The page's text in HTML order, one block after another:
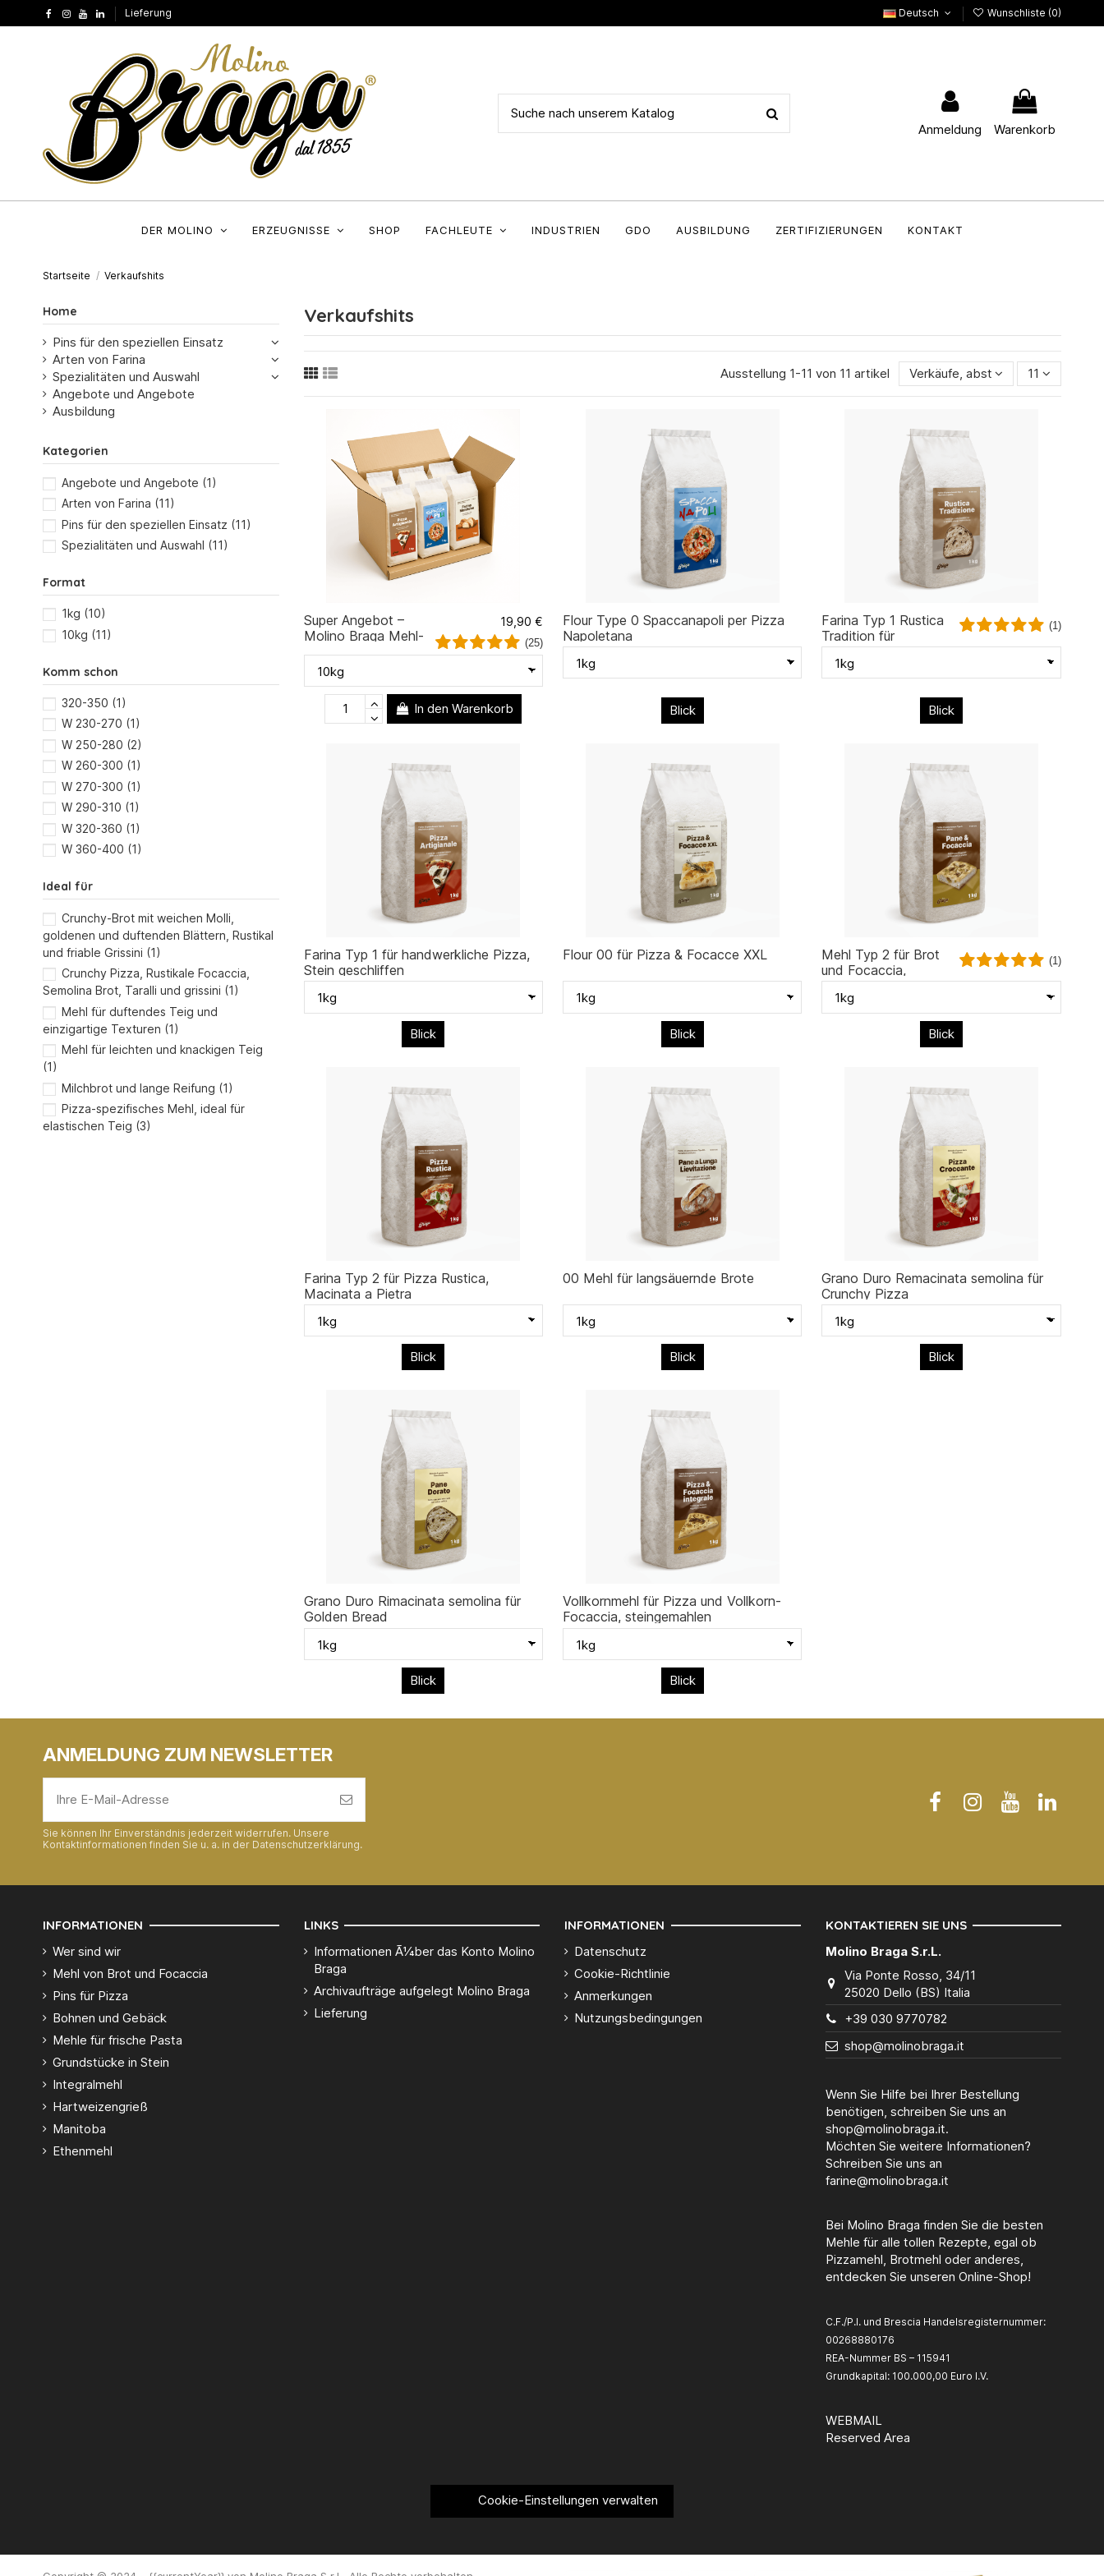
Lieferung Deutsch Wunschliste (0)
Anmeldung Warenkorb
DER MOLINO ERZEUGNISSE SHOP FACHLEUTE INDUSTRIEN GDO AUSBILDUNG ZERTIFIZIERUNGEN KONTAKT
Startseite Verkaufshits
Verkaufshits
Ausstellung 1-11 von 11 artikel Verkäufe, absteigend sortiert
11
Super Angebot –
Molino Braga Mehl-
Probierpaket +
Gratisversand
19,90 €
(25)
In den Warenkorb
Flour Type 0 Spaccanapoli per Pizza
Napoletana
Blick
Farina Typ 1 Rustica
Tradition für
Rustikale Brot,
geschliffen in Stein
(1)
Blick
Farina Typ 1 für handwerkliche Pizza,
Stein geschliffen
Blick
Flour 00 für Pizza & Focacce XXL
Blick
Mehl Typ 2 für Brot
und Focaccia,
steingemahlen
(1)
Blick
Farina Typ 2 für Pizza Rustica,
Macinata a Pietra
Blick
00 Mehl für langsäuernde Brote
Blick
Grano Duro Remacinata semolina für
Crunchy Pizza
Blick
Grano Duro Rimacinata semolina für
Golden Bread
Blick
Vollkornmehl für Pizza und Vollkorn-
Focaccia, steingemahlen
Blick
Home
Pins für den speziellen Einsatz
Arten von Farina
Spezialitäten und Auswahl
Angebote und Angebote
Ausbildung
Kategorien
Angebote und Angebote (1)
Arten von Farina (11)
Pins für den speziellen Einsatz (11)
Spezialitäten und Auswahl (11)
Format
1kg (10)
10kg (11)
Komm schon
320-350 (1)
W 230-270 (1)
W 250-280 (2)
W 260-300 (1)
W 270-300 (1)
W 290-310 (1)
W 320-360 (1)
W 360-400 (1)
Ideal für
Crunchy-Brot mit weichen Molli,
goldenen und duftenden Blättern, Rustikal
und friable Grissini (1)
Crunchy Pizza, Rustikale Focaccia,
Semolina Brot, Taralli und grissini (1)
Mehl für duftendes Teig und
einzigartige Texturen (1)
Mehl für leichten und knackigen Teig
(1)
Milchbrot und lange Reifung (1)
Pizza-spezifisches Mehl, ideal für
elastischen Teig (3)
ANMELDUNG ZUM NEWSLETTER
Sie können Ihr Einverständnis jederzeit widerrufen. Unsere
Kontaktinformationen finden Sie u. a. in der Datenschutzerklärung.
INFORMATIONEN
Wer sind wir
Mehl von Brot und Focaccia
Pins für Pizza
Bohnen und Gebäck
Mehle für frische Pasta
Grundstücke in Stein
Integralmehl
Hartweizengrieß
Manitoba
Ethenmehl
LINKS
Informationen Ã1⁄4ber das Konto Molino
Braga
Archivaufträge aufgelegt Molino Braga
Lieferung
INFORMATIONEN
Datenschutz
Cookie-Richtlinie
Anmerkungen
Nutzungsbedingungen
KONTAKTIEREN SIE UNS
Molino Braga S.r.L.
Via Ponte Rosso, 34/11
25020 Dello (BS) Italia
+39 030 9770782
shop@molinobraga.it
Wenn Sie Hilfe bei Ihrer Bestellung
benötigen, schreiben Sie uns an
shop@molinobraga.it.
Möchten Sie weitere Informationen?
Schreiben Sie uns an
farine@molinobraga.it
Bei Molino Braga finden Sie die besten
Mehle für alle tollen Rezepte, egal ob
Pizzamehl, Brotmehl oder anderes,
entdecken Sie unseren Online-Shop!
C.F./P.I. und Brescia Handelsregisternummer:
00268880176
REA-Nummer BS – 115941
Grundkapital: 100.000,00 Euro I.V.
WEBMAIL
Reserved Area
Cookie-Einstellungen verwalten